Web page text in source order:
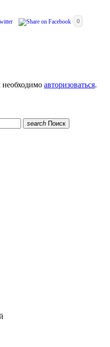
0
необходимо авторизоваться.
search Поиск